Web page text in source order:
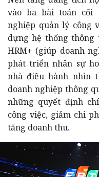
vào ba bài toán cối
nghiệp quản lý công
dựng hệ thống thông
HRM+ (giúp doanh
phát triển nhân sự
nhà điều hành nhìn
doanh nghiệp thông
những quyết định
công việc, giảm chi
tăng doanh thu.